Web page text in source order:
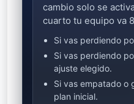
cambio solo se
cuarto tu equipo va
Si vas perdiendo
Si vas perdiendo
ajuste elegido.
Si vas empatado o
plan inicial.